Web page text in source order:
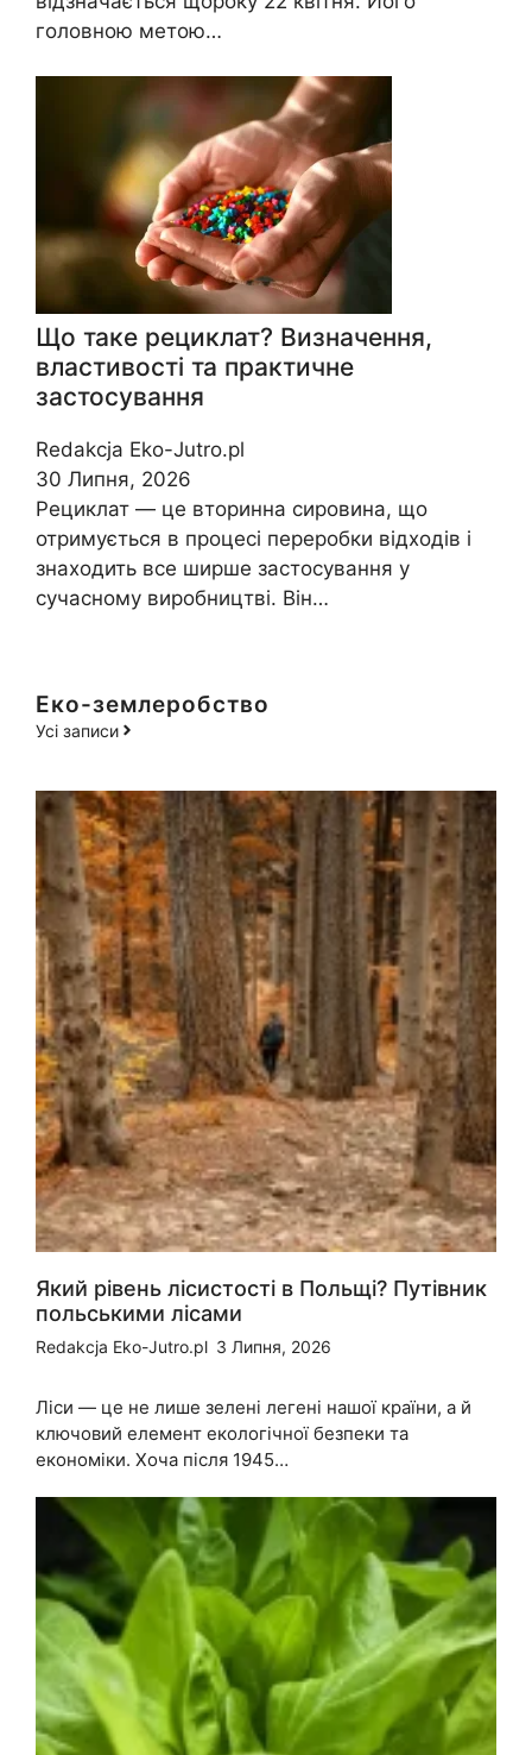
головною метою…
Що таке рециклат? Визначення,
властивості та практичне
застосування
Redakcja Eko-Jutro.pl
30 Липня, 2026
Рециклат — це вторинна сировина, що
отримується в процесі переробки відходів і
знаходить все ширше застосування у
сучасному виробництві. Він…
Еко-землеробство
Усі записи
Який рівень лісистості в Польщі? Путівник
польськими лісами
Redakcja Eko-Jutro.pl 3 Липня, 2026
Ліси — це не лише зелені легені нашої країни, а й
ключовий елемент екологічної безпеки та
економіки. Хоча після 1945…